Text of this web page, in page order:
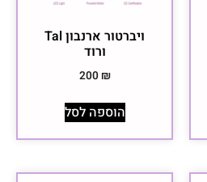
ויברטור ארנבון Tal
ורוד
200 ₪
הוספה לסל